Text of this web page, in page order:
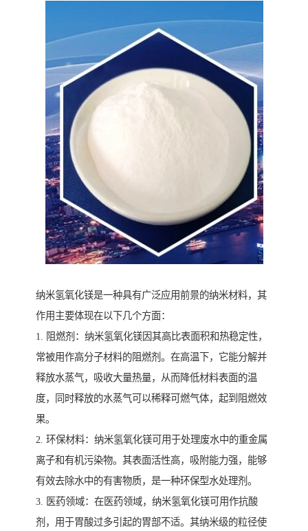
纳米氢氧化镁是一种具有广泛应用前景的纳米材料，其
作用主要体现在以下几个方面：
1. 阻燃剂：纳米氢氧化镁因其高比表面积和热稳定性，
常被用作高分子材料的阻燃剂。在高温下，它能分解并
释放水蒸气，吸收大量热量，从而降低材料表面的温
度，同时释放的水蒸气可以稀释可燃气体，起到阻燃效
果。
2. 环保材料：纳米氢氧化镁可用于处理废水中的重金属
离子和有机污染物。其表面活性高，吸附能力强，能够
有效去除水中的有害物质，是一种环保型水处理剂。
3. 医药领域：在医药领域，纳米氢氧化镁可用作抗酸
剂，用于胃酸过多引起的胃部不适。其纳米级的粒径使